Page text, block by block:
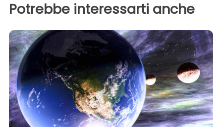
Potrebbe interessarti anche